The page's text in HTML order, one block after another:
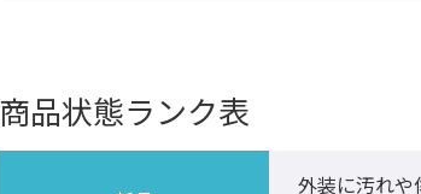
商品状態ランク表